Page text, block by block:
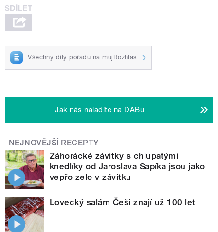
Všechny díly pořadu na mujRozhlas
Jak nás naladíte na DABu
NEJNOVĚJŠÍ RECEPTY
Záhorácké závitky s chlupatými
knedlíky od Jaroslava Sapíka jsou jako
vepřo zelo v závitku
Lovecký salám Češi znají už 100 let